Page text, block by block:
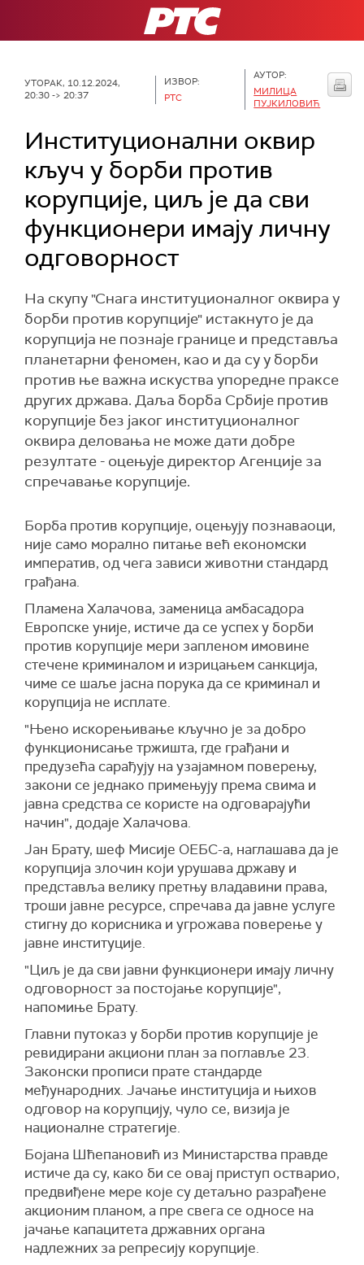
РТС
УТОРАК, 10.12.2024,
20:30 -> 20:37
ИЗВОР:
РТС
АУТОР:
МИЛИЦА
ПУЈКИЛОВИЋ
Институционални оквир
кључ у борби против
корупције, циљ је да сви
функционери имају личну
одговорност
На скупу "Снага институционалног оквира у
борби против корупције" истакнуто је да
корупција не познаје границе и представља
планетарни феномен, као и да су у борби
против ње важна искуства упоредне праксе
других држава. Даља борба Србије против
корупције без јаког институционалног
оквира деловања не може дати добре
резултате - оцењује директор Агенције за
спречавање корупције.
Борба против корупције, оцењују познаваоци,
није само морално питање већ економски
императив, од чега зависи животни стандард
грађана.
Пламена Халачова, заменица амбасадора
Европске уније, истиче да се успех у борби
против корупције мери запленом имовине
стечене криминалом и изрицањем санкција,
чиме се шаље јасна порука да се криминал и
корупција не исплате.
"Њено искорењивање кључно је за добро
функционисање тржишта, где грађани и
предузећа сарађују на узајамном поверењу,
закони се једнако примењују према свима и
јавна средства се користе на одговарајући
начин", додаје Халачова.
Јан Брату, шеф Мисије ОЕБС-а, наглашава да је
корупција злочин који урушава државу и
представља велику претњу владавини права,
троши јавне ресурсе, спречава да јавне услуге
стигну до корисника и угрожава поверење у
јавне институције.
"Циљ је да сви јавни функционери имају личну
одговорност за постојање корупције",
напомиње Брату.
Главни путоказ у борби против корупције је
ревидирани акциони план за поглавље 23.
Законски прописи прате стандарде
међународних. Јачање институција и њихов
одговор на корупцију, чуло се, визија је
националне стратегије.
Бојана Шћепановић из Министарства правде
истиче да су, како би се овај приступ остварио,
предвиђене мере које су детаљно разрађене
акционим планом, а пре свега се односе на
јачање капацитета државних органа
надлежних за репресију корупције.